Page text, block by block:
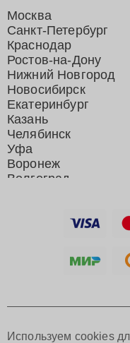
Москва
Санкт-Петербург
Краснодар
Ростов-на-Дону
Нижний Новгород
Новосибирск
Екатеринбург
Казань
Челябинск
Уфа
Воронеж
Волгоград
Хабаровск
Используем cookies